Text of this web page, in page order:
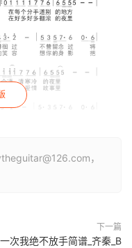
，
下一篇
次我绝不放手简谱_齐秦_B